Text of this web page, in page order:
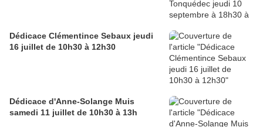
Dédicace Clémentince Sebaux jeudi
16 juillet de 10h30 à 12h30
Dédicace d'Anne-Solange Muis
samedi 11 juillet de 10h30 à 13h